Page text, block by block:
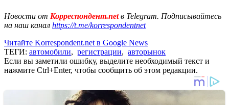
Новости от Корреспондент.netв Telegram. Подписывайтесь
на наш канал https://t.me/korrespondentnet
Читайте Korrespondent.net в Google News
ТЕГИ: автомобили, регистрации, авторынок
Если вы заметили ошибку, выделите необходимый текст и
нажмите Ctrl+Enter, чтобы сообщить об этом редакции.